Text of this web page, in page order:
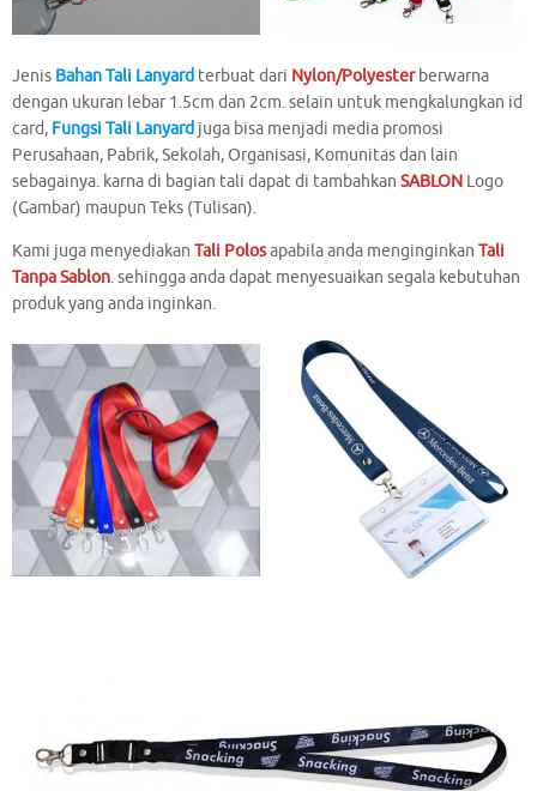
Jenis Bahan Tali Lanyard terbuat dari Nylon/Polyesterberwarna
dengan ukuran lebar 1.5cm dan 2cm. selain untuk mengkalungkan id
card, Fungsi Tali Lanyard juga bisa menjadi media promosi
Perusahaan, Pabrik, Sekolah, Organisasi, Komunitas dan lain
sebagainya. karna di bagian tali dapat di tambahkan SABLON Logo
(Gambar) maupun Teks (Tulisan).
Kami juga menyediakan Tali Polosapabila anda menginginkan Tali
Tanpa Sablon. sehingga anda dapat menyesuaikan segala kebutuhan
produk yang anda inginkan.